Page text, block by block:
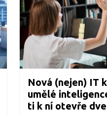
Nová (nejen) IT
umělé
ti k ní otevře